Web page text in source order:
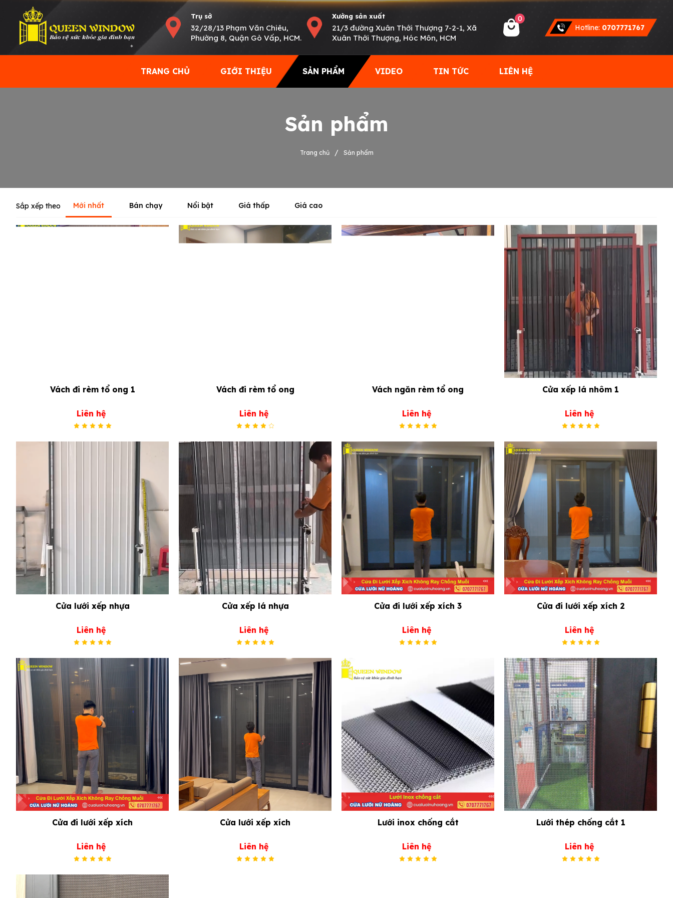
Trụ sở
32/28/13 Phạm Văn Chiêu,
Phường 8, Quận Gò Vấp, HCM.
Xưởng sản xuất
21/3 đường Xuân Thới Thượng 7-2-1, Xã
Xuân Thới Thượng, Hóc Môn, HCM
0
Hotline: 0707771767
TRANG CHỦ GIỚI THIỆU SẢN PHẨM VIDEO TIN TỨC LIÊN HỆ
Sản phẩm
Trang chủ / Sản phẩm
Sắp xếp theo Mới nhất Bán chạy Nổi bật Giá thấp Giá cao
Vách đi rèm tổ ong 1
Liên hệ
Vách đi rèm tổ ong
Liên hệ
Vách ngăn rèm tổ ong
Liên hệ
Cửa xếp lá nhôm 1
Liên hệ
Cửa lưới xếp nhựa
Liên hệ
Cửa xếp lá nhựa
Liên hệ
Cửa đi lưới xếp xích 3
Liên hệ
Cửa đi lưới xếp xích 2
Liên hệ
Cửa đi lưới xếp xích
Liên hệ
Cửa lưới xếp xích
Liên hệ
Lưới inox chống cắt
Liên hệ
Lưới thép chống cắt 1
Liên hệ